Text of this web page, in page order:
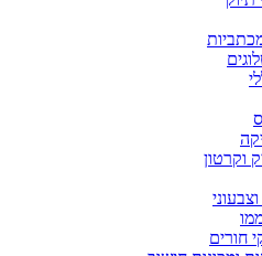
וקרטון
חורים